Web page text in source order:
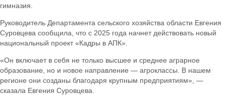
гимназия.
Руководитель Департамента сельского хозяйства области Евгения
Суровцева сообщила, что с 2025 года начнет действовать новый
национальный проект «Кадры в АПК».
«Он включает в себя не только высшее и среднее аграрное
образование, но и новое направление — агроклассы. В нашем
регионе они созданы благодаря крупным предприятиям», —
сказала Евгения Суровцева.